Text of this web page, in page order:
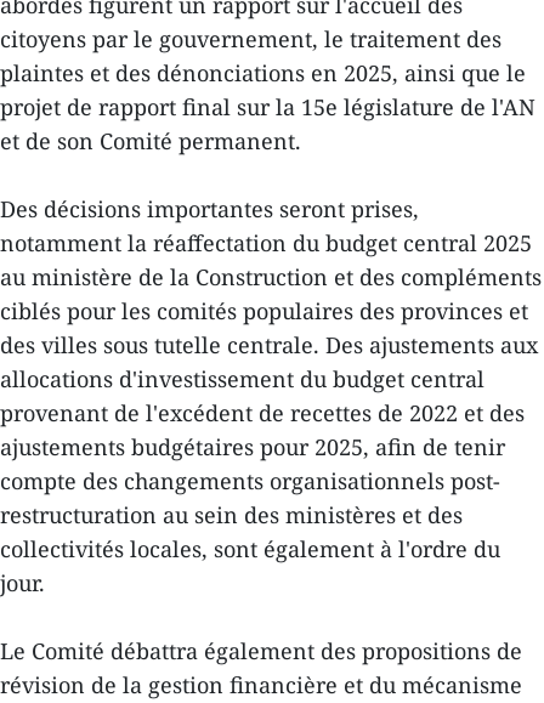
citoyens par le gouvernement, le traitement des
plaintes et des dénonciations en 2025, ainsi que le
projet de rapport final sur la 15e législature de l'AN
et de son Comité permanent.
Des décisions importantes seront prises,
notamment la réaffectation du budget central 2025
au ministère de la Construction et des compléments
ciblés pour les comités populaires des provinces et
des villes sous tutelle centrale. Des ajustements aux
allocations d'investissement du budget central
provenant de l'excédent de recettes de 2022 et des
ajustements budgétaires pour 2025, afin de tenir
compte des changements organisationnels post-
restructuration au sein des ministères et des
collectivités locales, sont également à l'ordre du
jour.
Le Comité débattra également des propositions de
révision de la gestion financière et du mécanisme